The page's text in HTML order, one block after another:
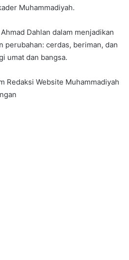
Muhammadiyah.
Dahlan dalam menjadikan
perubahan: cerdas, beriman, dan
umat dan bangsa.
Redaksi Website Muhammadiyah